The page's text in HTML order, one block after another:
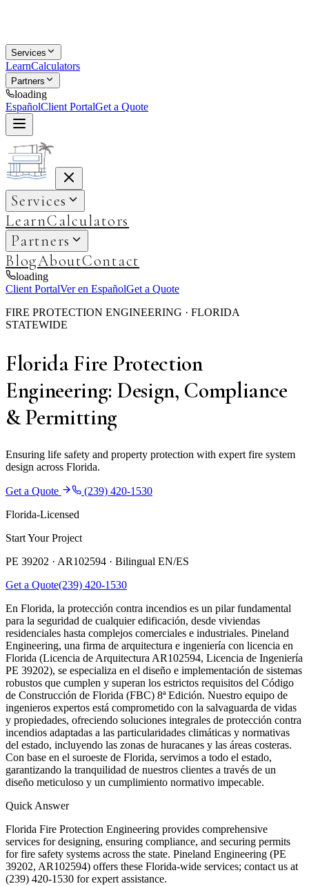
Services
LearnCalculators
Partners
loading
EspañolClient PortalGet a Quote
Services
LearnCalculators
Partners
BlogAboutContact
loading
Client PortalVer en EspañolGet a Quote
FIRE PROTECTION ENGINEERING · FLORIDA
STATEWIDE
Florida Fire Protection
Engineering: Design, Compliance
& Permitting
Ensuring life safety and property protection with expert fire system
design across Florida.
Get a Quote
(239) 420-1530
Florida-Licensed
Start Your Project
PE 39202 · AR102594 · Bilingual EN/ES
Get a Quote(239) 420-1530
En Florida, la protección contra incendios es un pilar fundamental
para la seguridad de cualquier edificación, desde viviendas
residenciales hasta complejos comerciales e industriales. Pineland
Engineering, una firma de arquitectura e ingeniería con licencia en
Florida (Licencia de Arquitectura AR102594, Licencia de Ingeniería
PE 39202), se especializa en el diseño e implementación de sistemas
robustos que cumplen y superan los estrictos requisitos del Código
de Construcción de Florida (FBC) 8ª Edición. Nuestro equipo de
ingenieros expertos está comprometido con la salvaguarda de vidas
y propiedades, ofreciendo soluciones integrales de protección contra
incendios adaptadas a las particularidades climáticas y normativas
del estado, incluyendo las zonas de huracanes y las áreas costeras.
Con base en el suroeste de Florida, servimos a todo el estado,
garantizando la tranquilidad de nuestros clientes a través de un
diseño meticuloso y un cumplimiento normativo impecable.
Quick Answer
Florida Fire Protection Engineering provides comprehensive
services for designing, ensuring compliance, and securing permits
for fire safety systems across the state. Pineland Engineering (PE
39202, AR102594) offers these Florida-wide services; contact us at
(239) 420-1530 for expert assistance.